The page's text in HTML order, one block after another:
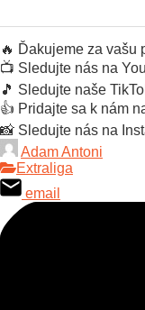
🔥 Ďakujeme za vašu
📺 Sledujte nás na
🎵 Sledujte naše
👍 Pridajte sa k nám
📸 Sledujte nás na
Adam Antoni
Extraliga
email